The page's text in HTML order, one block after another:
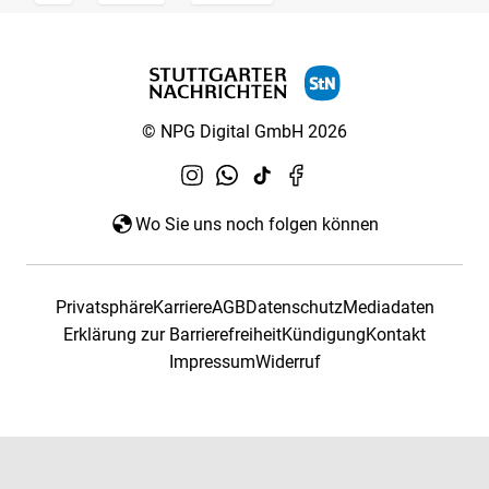
© NPG Digital GmbH 2026
Wo Sie uns noch folgen können
PrivatsphäreKarriereAGBDatenschutzMediadaten
Erklärung zur BarrierefreiheitKündigungKontakt
ImpressumWiderruf